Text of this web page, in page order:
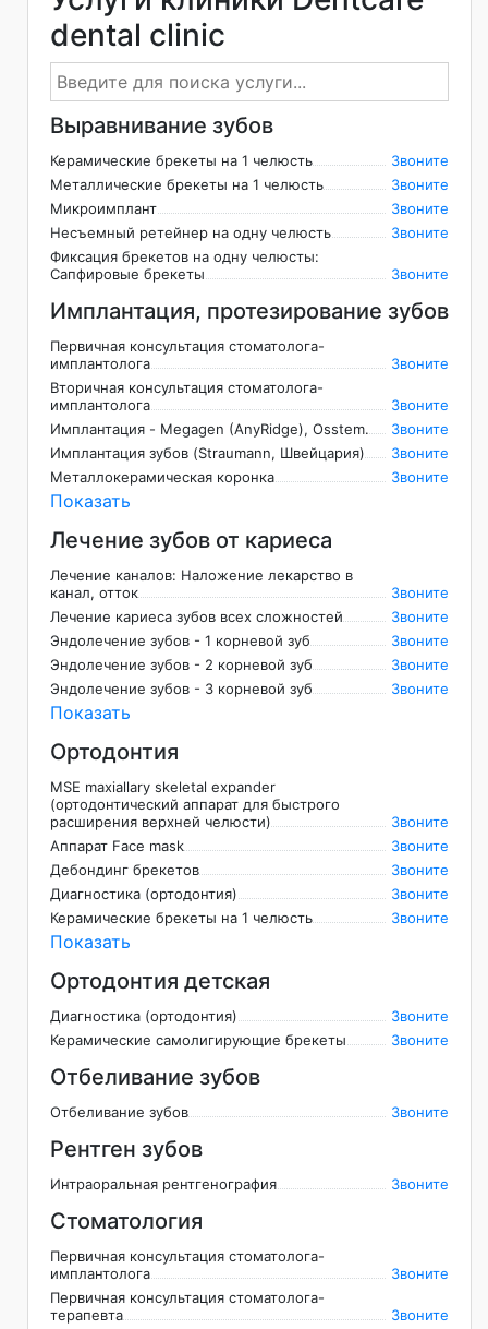
dental clinic
Выравнивание зубов
Керамические брекеты на 1 челюсть
Звоните
Металлические брекеты на 1 челюсть
Звоните
Микроимплант
Звоните
Несъемный ретейнер на одну челюсть
Звоните
Фиксация брекетов на одну челюсты:
Сапфировые брекеты
Звоните
Имплантация, протезирование зубов
Первичная консультация стоматолога-
имплантолога
Звоните
Вторичная консультация стоматолога-
имплантолога
Звоните
Имплантация - Megagen (AnyRidge), Osstem.
Звоните
Имплантация зубов (Straumann, Швейцария)
Звоните
Металлокерамическая коронка
Звоните
Показать
Лечение зубов от кариеса
Лечение каналов: Наложение лекарство в
канал, отток
Звоните
Лечение кариеса зубов всех сложностей
Звоните
Эндолечение зубов - 1 корневой зуб
Звоните
Эндолечение зубов - 2 корневой зуб
Звоните
Эндолечение зубов - 3 корневой зуб
Звоните
Показать
Ортодонтия
MSE maxiallary skeletal expander
(ортодонтический аппарат для быстрого
расширения верхней челюсти)
Звоните
Аппарат Face mask
Звоните
Дебондинг брекетов
Звоните
Диагностика (ортодонтия)
Звоните
Керамические брекеты на 1 челюсть
Звоните
Показать
Ортодонтия детская
Диагностика (ортодонтия)
Звоните
Керамические самолигирующие брекеты
Звоните
Отбеливание зубов
Отбеливание зубов Звоните
Рентген зубов
Интраоральная рентгенография Звоните
Стоматология
Первичная консультация стоматолога-
имплантолога
Звоните
Первичная консультация стоматолога-
терапевта
Звоните